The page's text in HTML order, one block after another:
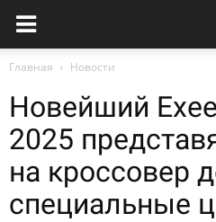
Главная Новости
Новейший
2025
на кроссовер
специальные